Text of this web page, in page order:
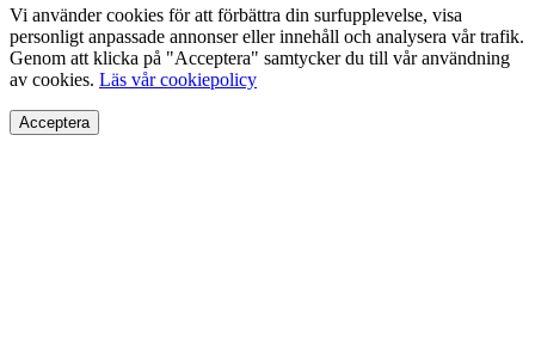
Vi använder cookies för att förbättra din surfupplevelse, visa
personligt anpassade annonser eller innehåll och analysera vår trafik.
Genom att klicka på "Acceptera" samtycker du till vår användning
av cookies. Läs vår cookiepolicy
Acceptera